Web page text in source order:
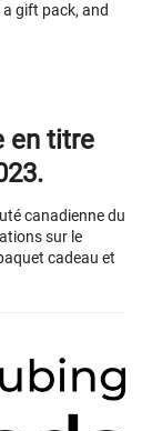
gift pack, and
en titre
canadienne du
sur le
cadeau et